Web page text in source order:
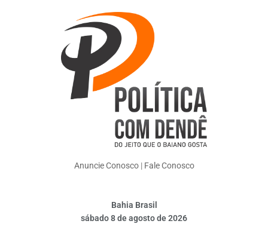
Anuncie Conosco| Fale Conosco
Bahia Brasil
sábado 8 de agosto de 2026